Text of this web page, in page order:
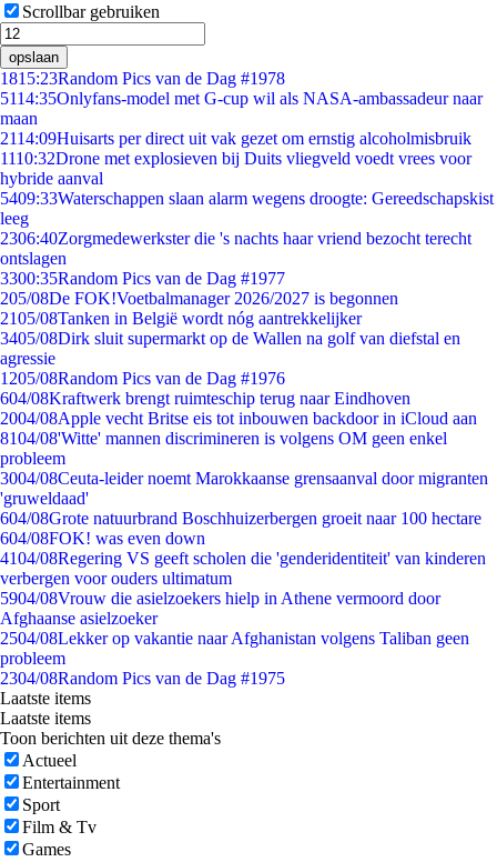
Scrollbar gebruiken
opslaan
1815:23Random Pics van de Dag #1978
5114:35Onlyfans-model met G-cup wil als NASA-ambassadeur naar
maan
2114:09Huisarts per direct uit vak gezet om ernstig alcoholmisbruik
1110:32Drone met explosieven bij Duits vliegveld voedt vrees voor
hybride aanval
5409:33Waterschappen slaan alarm wegens droogte: Gereedschapskist
leeg
2306:40Zorgmedewerkster die 's nachts haar vriend bezocht terecht
ontslagen
3300:35Random Pics van de Dag #1977
205/08De FOK!Voetbalmanager 2026/2027 is begonnen
2105/08Tanken in België wordt nóg aantrekkelijker
3405/08Dirk sluit supermarkt op de Wallen na golf van diefstal en
agressie
1205/08Random Pics van de Dag #1976
604/08Kraftwerk brengt ruimteschip terug naar Eindhoven
2004/08Apple vecht Britse eis tot inbouwen backdoor in iCloud aan
8104/08'Witte' mannen discrimineren is volgens OM geen enkel
probleem
3004/08Ceuta-leider noemt Marokkaanse grensaanval door migranten
'gruweldaad'
604/08Grote natuurbrand Boschhuizerbergen groeit naar 100 hectare
604/08FOK! was even down
4104/08Regering VS geeft scholen die 'genderidentiteit' van kinderen
verbergen voor ouders ultimatum
5904/08Vrouw die asielzoekers hielp in Athene vermoord door
Afghaanse asielzoeker
2504/08Lekker op vakantie naar Afghanistan volgens Taliban geen
probleem
2304/08Random Pics van de Dag #1975
Laatste items
Laatste items
Toon berichten uit deze thema's
Actueel
Entertainment
Sport
Film & Tv
Games